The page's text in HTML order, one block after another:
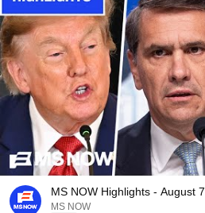
MS NOW Highlights - August 7
MS NOW